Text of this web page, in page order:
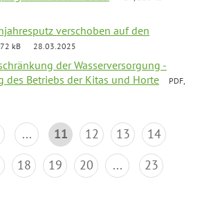
verschoben auf den
kB 28.03.2025
der Wasserversorgung -
des Betriebs der Kitas und Horte
PDF,
... 11 12 13
14
18 19 20 ... 23